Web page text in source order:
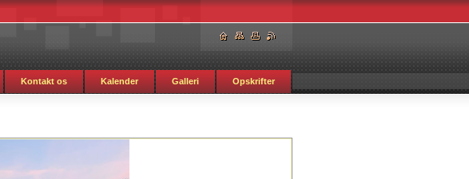
Kontakt os Kalender Galleri Opskrifter